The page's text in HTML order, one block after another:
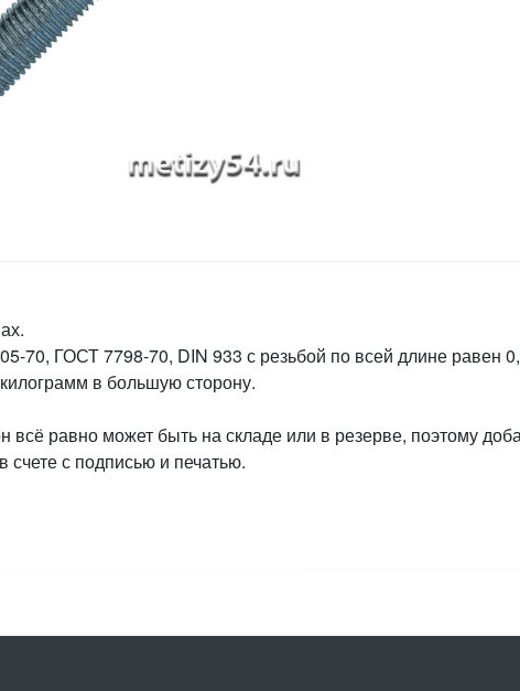
70, ГОСТ 7798-70, DIN 933 с резьбой по всей длине равен
в большую сторону.
всё равно может быть на складе или в резерве, поэтому
с подписью и печатью.